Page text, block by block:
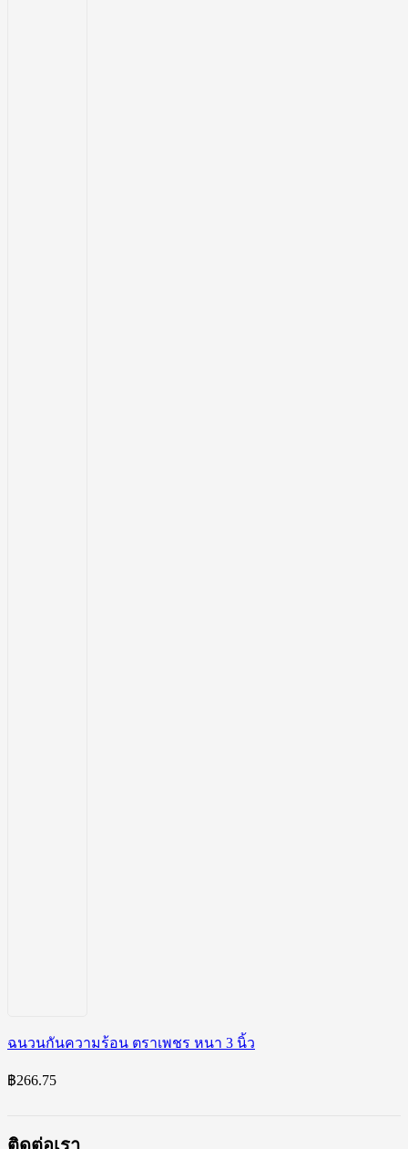
ฉนวนกันความร้อน ตราเพชร หนา 3 นิ้ว
฿266.75